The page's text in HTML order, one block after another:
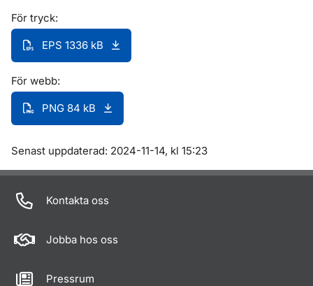
För tryck:
EPS 1336 kB
För webb:
PNG 84 kB
Om sidan
Senast uppdaterad: 2024-11-14, kl 15:23
Kontakta oss
Jobba hos oss
Pressrum